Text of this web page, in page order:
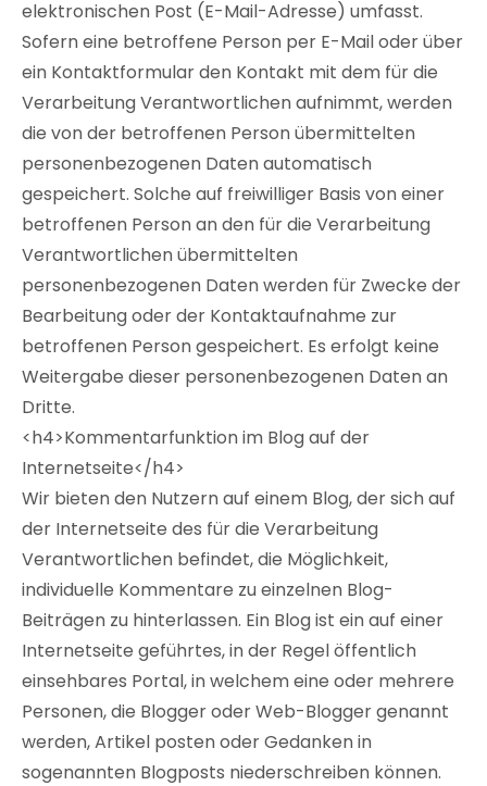
elektronischen Post (E-Mail-Adresse) umfasst.
Sofern eine betroffene Person per E-Mail oder über
ein Kontaktformular den Kontakt mit dem für die
Verarbeitung Verantwortlichen aufnimmt, werden
die von der betroffenen Person übermittelten
personenbezogenen Daten automatisch
gespeichert. Solche auf freiwilliger Basis von einer
betroffenen Person an den für die Verarbeitung
Verantwortlichen übermittelten
personenbezogenen Daten werden für Zwecke der
Bearbeitung oder der Kontaktaufnahme zur
betroffenen Person gespeichert. Es erfolgt keine
Weitergabe dieser personenbezogenen Daten an
Dritte.
<h4>Kommentarfunktion im Blog auf der
Internetseite</h4>
Wir bieten den Nutzern auf einem Blog, der sich auf
der Internetseite des für die Verarbeitung
Verantwortlichen befindet, die Möglichkeit,
individuelle Kommentare zu einzelnen Blog-
Beiträgen zu hinterlassen. Ein Blog ist ein auf einer
Internetseite geführtes, in der Regel öffentlich
einsehbares Portal, in welchem eine oder mehrere
Personen, die Blogger oder Web-Blogger genannt
werden, Artikel posten oder Gedanken in
sogenannten Blogposts niederschreiben können.